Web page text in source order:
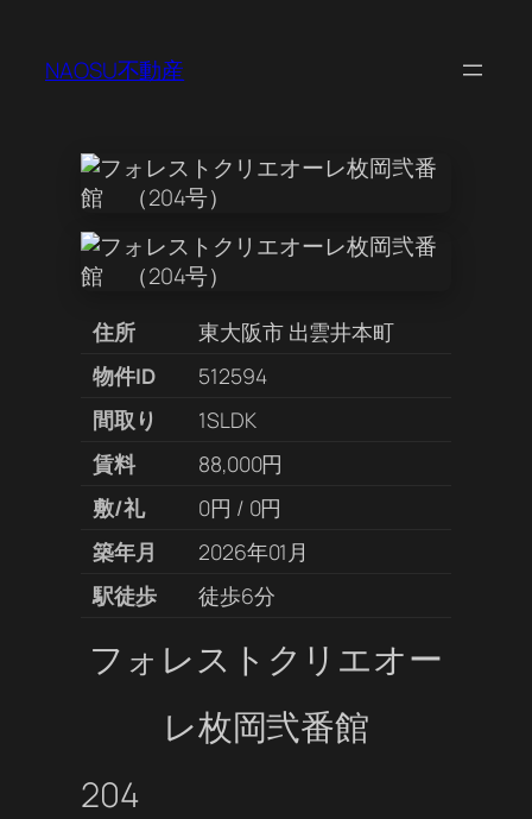
NAOSU不動産
住所
東大阪市 出雲井本町
物件ID
512594
間取り
1SLDK
賃料
88,000円
敷/礼
0円 / 0円
築年月
2026年01月
駅徒歩
徒歩6分
フォレストクリエオー
レ枚岡弐番館
204